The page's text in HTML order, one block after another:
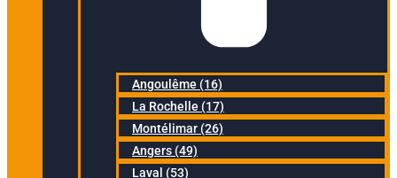
Angoulême (16)
La Rochelle (17)
Montélimar (26)
Angers (49)
Laval (53)